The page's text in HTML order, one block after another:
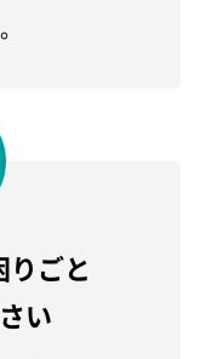
りごと
い